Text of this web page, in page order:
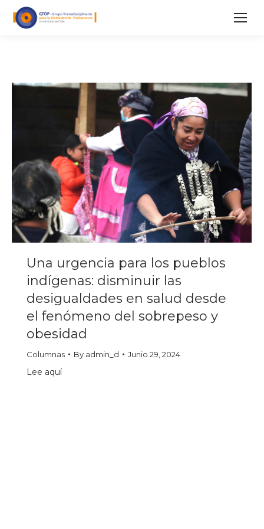
Una urgencia para los pueblos
indígenas: disminuir las
desigualdades en salud desde
el fenómeno del sobrepeso y
obesidad
Columnas By admin_d Junio 29, 2024
Lee aquí